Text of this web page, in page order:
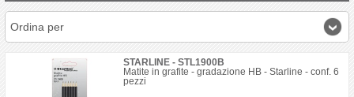
Ordina per
STARLINE - STL1900B
Matite in grafite - gradazione HB - Starline - conf. 6
pezzi